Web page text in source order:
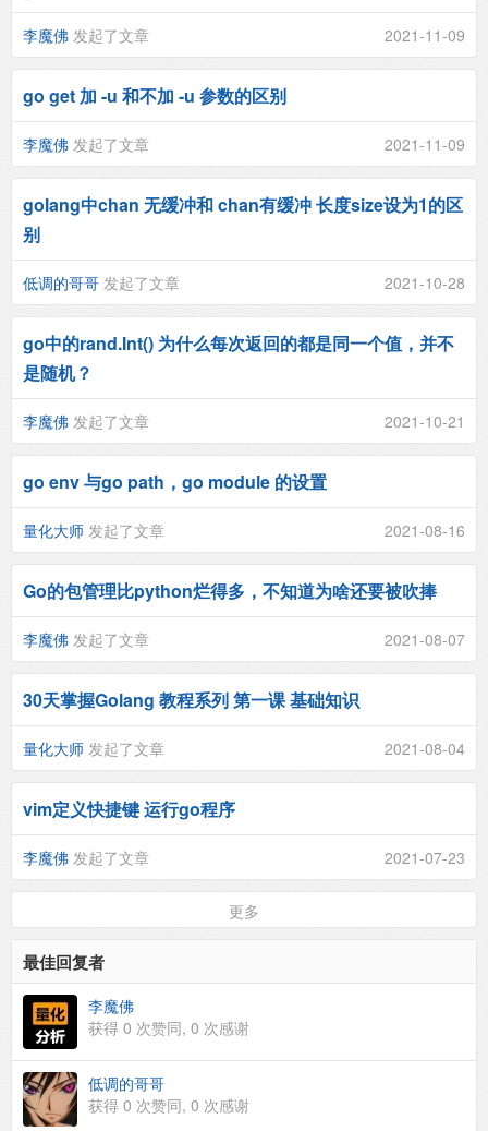
李魔佛 发起了文章 2021-11-09
go get 加 -u 和不加 -u 参数的区别
李魔佛 发起了文章 2021-11-09
golang中chan 无缓冲和 chan有缓冲 长度size设为1的区
别
低调的哥哥 发起了文章 2021-10-28
go中的rand.Int() 为什么每次返回的都是同一个值，并不
是随机？
李魔佛 发起了文章 2021-10-21
go env 与go path，go module 的设置
量化大师 发起了文章 2021-08-16
Go的包管理比python烂得多，不知道为啥还要被吹捧
李魔佛 发起了文章 2021-08-07
30天掌握Golang 教程系列 第一课 基础知识
量化大师 发起了文章 2021-08-04
vim定义快捷键 运行go程序
李魔佛 发起了文章 2021-07-23
更多
最佳回复者
李魔佛
获得 0 次赞同, 0 次感谢
低调的哥哥
获得 0 次赞同, 0 次感谢